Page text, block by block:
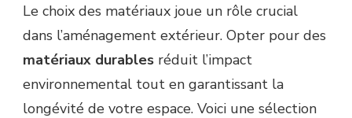
Le choix des matériaux joue un rôle crucial
dans l’aménagement extérieur. Opter pour des
matériaux durables réduit l’impact
environnemental tout en garantissant la
longévité de votre espace. Voici une sélection